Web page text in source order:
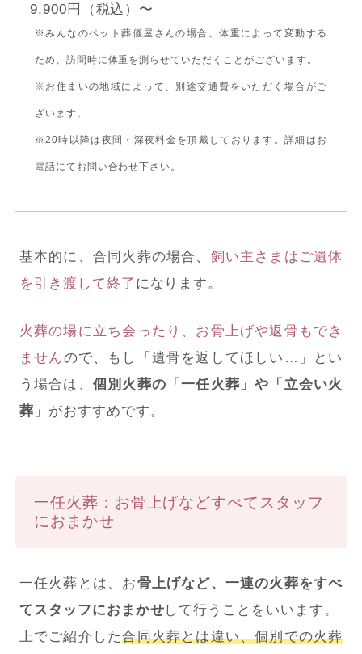
9,900円（税込）〜
※みんなのペット葬儀屋さんの場合。体重によって変動する
ため、訪問時に体重を測らせていただくことがございます。
※お住まいの地域によって、別途交通費をいただく場合がご
ざいます。
※20時以降は夜間・深夜料金を頂戴しております。詳細はお
電話にてお問い合わせ下さい。
基本的に、合同火葬の場合、 飼い主さまはご遺体
を引き渡して終了 になります。
火葬の場に立ち会ったり、お骨上げや返骨もでき
ませんので、もし「遺骨を返してほしい…」とい
う場合は、 個別火葬の「一任火葬」や「立会い火
葬」 がおすすめです。
一任火葬：お骨上げなどすべてスタッフ
におまかせ
一任火葬とは、お骨上げなど、一連の火葬をすべ
てスタッフにおまかせして行うことをいいます。
上でご紹介した合同火葬とは違い、個別での火葬